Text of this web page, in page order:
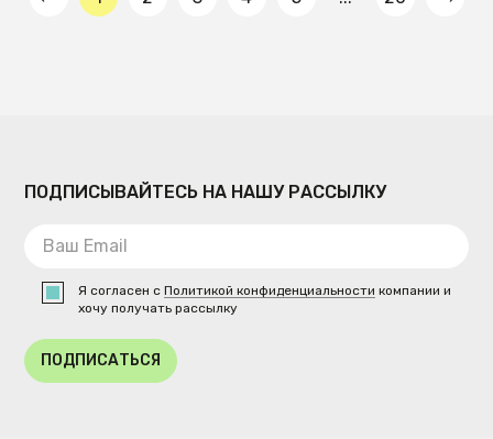
ПОДПИСЫВАЙТЕСЬ НА НАШУ РАССЫЛКУ
Я согласен сПолитикой конфиденциальности компании и
хочу получать рассылку
ПОДПИСАТЬСЯ